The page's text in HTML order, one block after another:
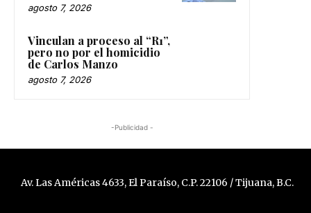
agosto 7, 2026
Vinculan a proceso al “R1”,
pero no por el homicidio
de Carlos Manzo
agosto 7, 2026
-Publicidad -
Av. Las Américas 4633, El Paraíso, C.P. 22106 / Tijuana, B.C.